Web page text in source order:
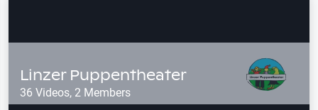
Linzer Puppentheater
36 Videos, 2 Members